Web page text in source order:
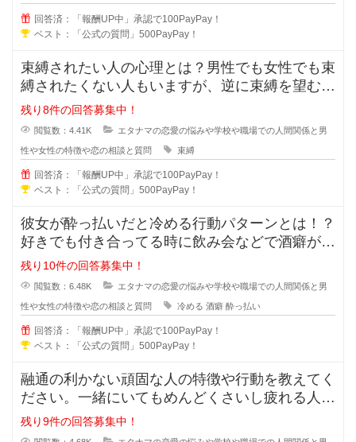
回答済：「報酬UP中」承認で100PayPay！
ベスト：「公式の質問」500PayPay！
束縛されたい人の心理とは？男性でも女性でも束
縛されたくない人もいますが、逆に束縛を望む人
もいますよね？彼氏彼女の関係にな
残り8件の回答募集中！
閲覧数：4.41K エタナマの恋愛の悩みや学校や職場での人間関係と男
性や女性の特徴や恋の相談と質問 束縛
回答済：「報酬UP中」承認で100PayPay！
ベスト：「公式の質問」500PayPay！
彼女が酔っ払いだと冷める行動パターンとは！？
好きでも付き合ってる時に飲み会などで酒癖が悪
い彼女だと冷めたり、引いたりしま
残り10件の回答募集中！
閲覧数：6.48K エタナマの恋愛の悩みや学校や職場での人間関係と男
性や女性の特徴や恋の相談と質問 冷める 酒癖 酔っ払い
回答済：「報酬UP中」承認で100PayPay！
ベスト：「公式の質問」500PayPay！
融通の利かない頑固な人の特徴や行動を教えてく
ださい。一緒にいてもめんどくさいし疲れる人っ
ていますよね？男性も女性にもいる
残り9件の回答募集中！